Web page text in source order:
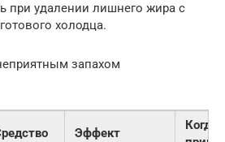
при удалении лишнего жира с
холодца.
запахом
Эффект
Когда